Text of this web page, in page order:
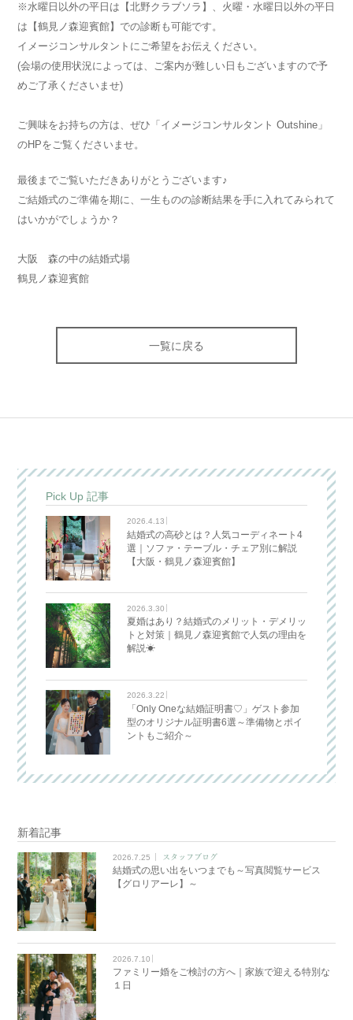
※水曜日以外の平日は【北野クラブソラ】、火曜・水曜日以外の平日
は【鶴見ノ森迎賓館】での診断も可能です。
イメージコンサルタントにご希望をお伝えください。
(会場の使用状況によっては、ご案内が難しい日もございますので予
めご了承くださいませ)
ご興味をお持ちの方は、ぜひ「イメージコンサルタント Outshine」
のHPをご覧くださいませ。
最後までご覧いただきありがとうございます♪
ご結婚式のご準備を期に、一生ものの診断結果を手に入れてみられて
はいかがでしょうか？
大阪 森の中の結婚式場
鶴見ノ森迎賓館
一覧に戻る
Pick Up 記事
2026.4.13
結婚式の高砂とは？人気コーディネート4
選｜ソファ・テーブル・チェア別に解説
【大阪・鶴見ノ森迎賓館】
2026.3.30
夏婚はあり？結婚式のメリット・デメリッ
トと対策｜鶴見ノ森迎賓館で人気の理由を
解説☀
2026.3.22
「Only Oneな結婚証明書♡」ゲスト参加
型のオリジナル証明書6選～準備物とポイ
ントもご紹介～
新着記事
2026.7.25 スタッフブログ
結婚式の思い出をいつまでも～写真閲覧サービス
【グロリアーレ】～
2026.7.10
ファミリー婚をご検討の方へ｜家族で迎える特別な
１日